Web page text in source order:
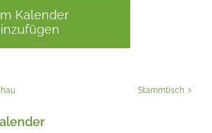
Kalender
Stammtisch